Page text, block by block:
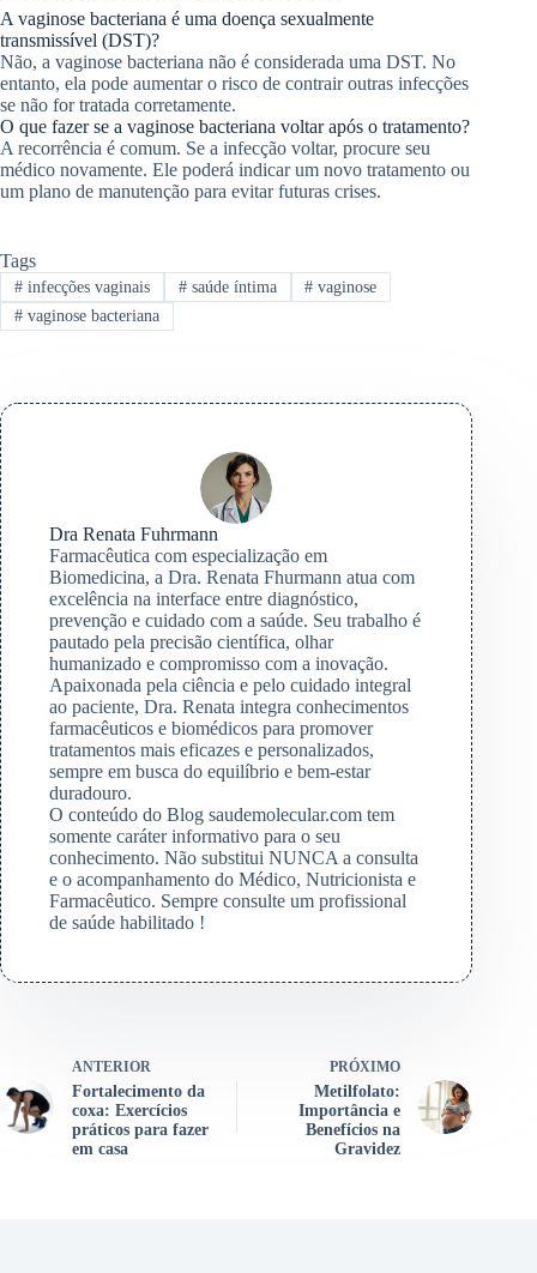
A vaginose bacteriana é uma doença sexualmente
transmissível (DST)?
Não, a vaginose bacteriana não é considerada uma DST. No
entanto, ela pode aumentar o risco de contrair outras infecções
se não for tratada corretamente.
O que fazer se a vaginose bacteriana voltar após o tratamento?
A recorrência é comum. Se a infecção voltar, procure seu
médico novamente. Ele poderá indicar um novo tratamento ou
um plano de manutenção para evitar futuras crises.
Tags
#infecções vaginais #saúde íntima # vaginose
#vaginose bacteriana
Dra Renata Fuhrmann
Farmacêutica com especialização em
Biomedicina, a Dra. Renata Fhurmann atua com
excelência na interface entre diagnóstico,
prevenção e cuidado com a saúde. Seu trabalho é
pautado pela precisão científica, olhar
humanizado e compromisso com a inovação.
Apaixonada pela ciência e pelo cuidado integral
ao paciente, Dra. Renata integra conhecimentos
farmacêuticos e biomédicos para promover
tratamentos mais eficazes e personalizados,
sempre em busca do equilíbrio e bem-estar
duradouro.
O conteúdo do Blog saudemolecular.com tem
somente caráter informativo para o seu
conhecimento. Não substitui NUNCA a consulta
e o acompanhamento do Médico, Nutricionista e
Farmacêutico. Sempre consulte um profissional
de saúde habilitado !
ANTERIOR
Fortalecimento da
coxa: Exercícios
práticos para fazer
em casa
PRÓXIMO
Metilfolato:
Importância e
Benefícios na
Gravidez